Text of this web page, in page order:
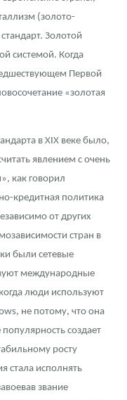
(золото-
Золотой
системой. Когда
Первой
«золотая
в XIX веке было,
явлением с очень
как говорил
кредитная политика
от других
стран в
были сетевые
международные
люди используют
не потому, что она
создает
росту
стала исполнять
звание